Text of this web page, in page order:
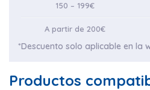
150 – 199€
A partir de 200€
*Descuento solo aplicable en la
Productos